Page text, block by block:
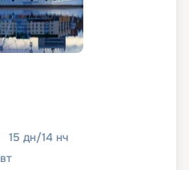
15 дн/14 нч
вт